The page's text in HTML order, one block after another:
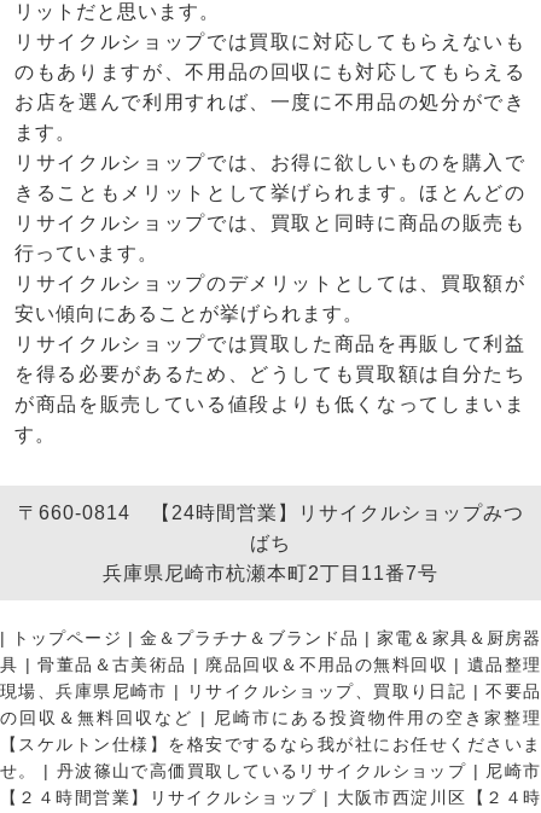
リットだと思います。
リサイクルショップでは買取に対応してもらえないも
のもありますが、不用品の回収にも対応してもらえる
お店を選んで利用すれば、一度に不用品の処分ができ
ます。
リサイクルショップでは、お得に欲しいものを購入で
きることもメリットとして挙げられます。ほとんどの
リサイクルショップでは、買取と同時に商品の販売も
行っています。
リサイクルショップのデメリットとしては、買取額が
安い傾向にあることが挙げられます。
リサイクルショップでは買取した商品を再販して利益
を得る必要があるため、どうしても買取額は自分たち
が商品を販売している値段よりも低くなってしまいま
す。
〒660-0814 【24時間営業】リサイクルショップみつ
ばち
兵庫県尼崎市杭瀬本町2丁目11番7号
| トップページ | 金＆プラチナ＆ブランド品 |家電＆家具＆厨房器
具 |骨董品＆古美術品 | 廃品回収＆不用品の無料回収 | 遺品整理
現場、兵庫県尼崎市 | リサイクルショップ、買取り日記 |不要品
の回収＆無料回収など |
尼崎市にある投資物件用の空き家整理
【スケルトン仕様】を格安でするなら我が社にお任せくださいま
せ。
| 丹波篠山で高価買取しているリサイクルショップ | 尼崎市
【２４時間営業】リサイクルショップ | 大阪市西淀川区【２４時